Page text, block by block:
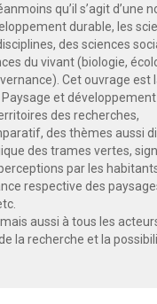
qu’il s’agit d’une
durable, les
des sciences
du vivant (biologie,
Cet ouvrage est
et développement
des recherches,
des thèmes aussi
des trames vertes,
par les
respective des
aussi à tous les
la recherche et la